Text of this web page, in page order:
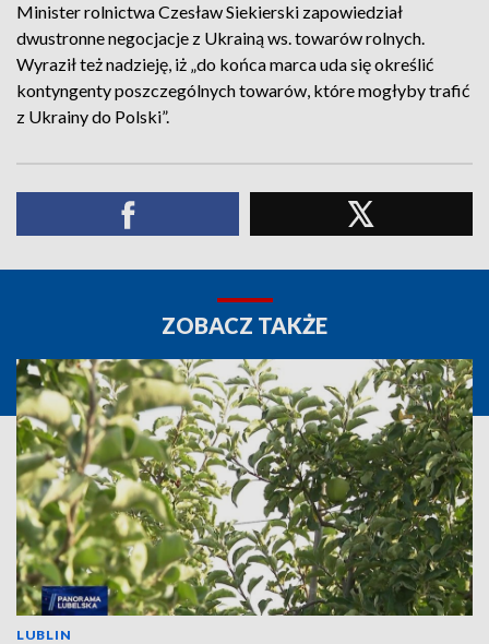
Minister rolnictwa Czesław Siekierski zapowiedział
dwustronne negocjacje z Ukrainą ws. towarów rolnych.
Wyraził też nadzieję, iż „do końca marca uda się określić
kontyngenty poszczególnych towarów, które mogłyby trafić
z Ukrainy do Polski”.
ZOBACZ TAKŻE
LUBLIN